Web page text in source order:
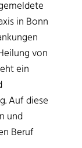
in Bonn
von
ein
Auf diese
und
Beruf